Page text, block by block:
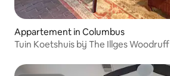
Appartement in Columbus
Tuin Koetshuis bij The Illges Woodruff